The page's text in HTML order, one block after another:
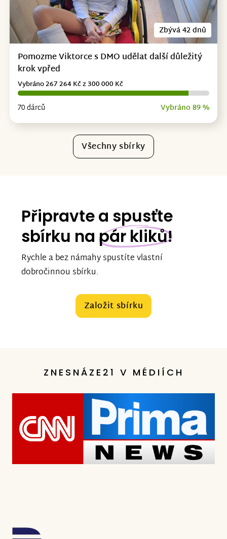
Zbývá 42 dnů
Pomozme Viktorce s DMO udělat další důležitý
krok vpřed
70 dárců Vybráno 89 %
Vybráno 267 264 Kč z 300 000 Kč
Všechny sbírky
Připravte a spusťte
sbírku na pár kliků!
Rychle a bez námahy spustíte vlastní
dobročinnou sbírku.
Založit sbírku
ZNESNÁZE21 V MÉDIÍCH